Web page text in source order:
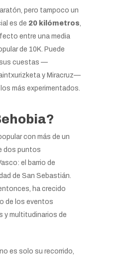
pero tampoco un
es de 20 kilómetros,
entre una media
de 10K. Puede
sus cuestas —
y Miracruz—
más experimentados.
con más de un
dos puntos
el barrio de
de San Sebastián.
ha crecido
de los eventos
y multitudinarios de
es solo su recorrido,